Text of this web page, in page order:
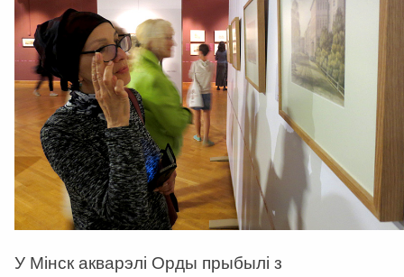
У Мінск акварэлі Орды прыбылі з